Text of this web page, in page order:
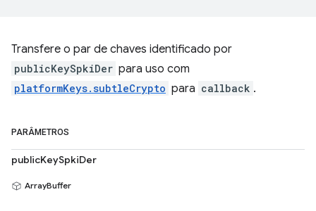
Transfere o par de chaves identificado por
publicKeySpkiDer para uso com
platformKeys.subtleCrypto para callback .
PARÂMETROS
publicKeySpkiDer
ArrayBuffer